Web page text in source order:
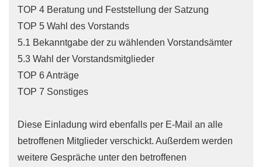
TOP 4 Beratung und Feststellung der Satzung
TOP 5 Wahl des Vorstands
5.1 Bekanntgabe der zu wählenden Vorstandsämter
5.3 Wahl der Vorstandsmitglieder
TOP 6 Anträge
TOP 7 Sonstiges
Diese Einladung wird ebenfalls per E-Mail an alle
betroffenen Mitglieder verschickt. Außerdem werden
weitere Gespräche unter den betroffenen